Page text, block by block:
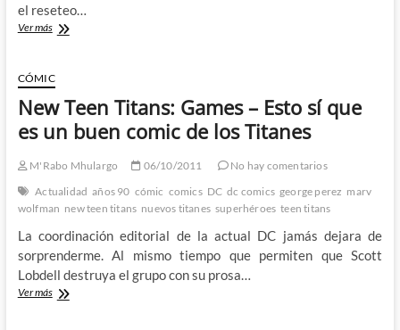
el reseteo…
Ver másSi
de
los
52
un
la
Marvel
verano
se
trajo…
CÓMIC
New Teen Titans: Games – Esto sí que
es un buen comic de los Titanes
M'Rabo Mhulargo 06/10/2011
No hay comentarios
Actualidad años 90 cómic comics DC dc comics george perez marv
wolfman new teen titans nuevos titanes superhéroes teen titans
La coordinación editorial de la actual DC jamás dejara de
sorprenderme. Al mismo tiempo que permiten que Scott
Lobdell destruya el grupo con su prosa…
Ver másNew